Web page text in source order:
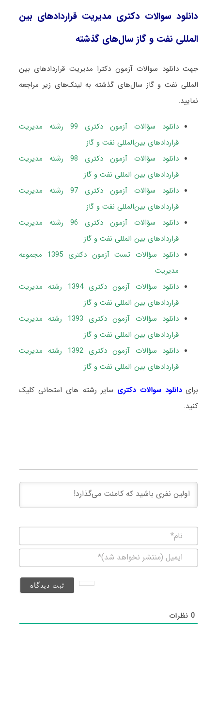
دانلود سوالات دکتری مدیریت قراردادهای بین‌
المللی نفت و گاز سال‌های گذشته
جهت دانلود سوالات آزمون دکترا مدیریت قراردادهای بین‌
المللی نفت و گاز سال‌های گذشته به لینک‌های زیر مراجعه
نمایید.
دانلود سؤالات آزمون دکتری 99 رشته مدیریت
قراردادهای بین‌المللی نفت و گاز
دانلود سؤالات آزمون دکتری 98 رشته مدیریت
قراردادهای بین المللی نفت و گاز
دانلود سؤالات آزمون دکتری 97 رشته مدیریت
قراردادهای بین‌المللی نفت و گاز
دانلود سؤالات آزمون دکتری 96 رشته مدیریت
قراردادهای بین المللی نفت و گاز
دانلود سؤالات تست آزمون دکتری 1395 مجموعه
مدیریت
دانلود سؤالات آزمون دکتری 1394 رشته مدیریت
قراردادهای بین المللی نفت و گاز
دانلود سؤالات آزمون دکتری 1393 رشته مدیریت
قراردادهای بین المللی نفت و گاز
دانلود سؤالات آزمون دکتری 1392 رشته مدیریت
قراردادهای بین المللی نفت و گاز
برایدانلود سوالات دکتری سایر رشته های امتحانی کلیک
کنید.
(منتشر
0نظرات